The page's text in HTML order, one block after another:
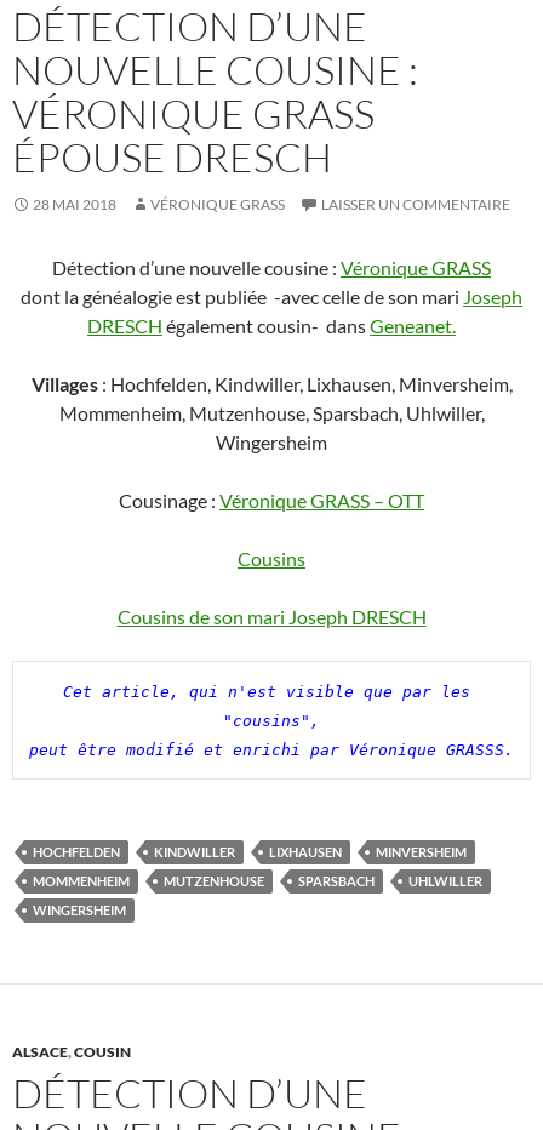
DÉTECTION D’UNE
NOUVELLE COUSINE :
VÉRONIQUE GRASS
ÉPOUSE DRESCH
28 MAI 2018 VÉRONIQUE GRASS LAISSER UN COMMENTAIRE
Détection d’une nouvelle cousine : Véronique GRASS
dont la généalogie est publiée -avec celle de son mari Joseph
DRESCH également cousin- dansGeneanet.
Villages: Hochfelden, Kindwiller, Lixhausen, Minversheim,
Mommenheim, Mutzenhouse, Sparsbach, Uhlwiller,
Wingersheim
Cousinage : Véronique GRASS – OTT
Cousins
Cousins de son mari Joseph DRESCH
Cet article, qui n'est visible que par les
"cousins",
peut être modifié et enrichi par Véronique GRASSS.
HOCHFELDEN KINDWILLER LIXHAUSEN
MINVERSHEIM
MOMMENHEIM
MUTZENHOUSE SPARSBACH
UHLWILLER
WINGERSHEIM
ALSACE,COUSIN
DÉTECTION D’UNE